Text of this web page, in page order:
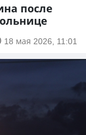
после
18 мая 2026, 11:01